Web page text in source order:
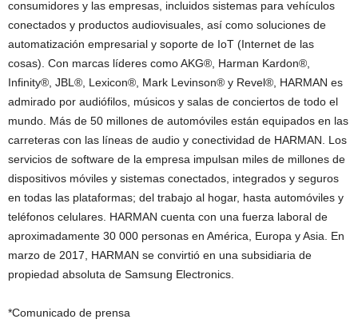
consumidores y las empresas, incluidos sistemas para vehículos
conectados y productos audiovisuales, así como soluciones de
automatización empresarial y soporte de IoT (Internet de las
cosas). Con marcas líderes como AKG®, Harman Kardon®,
Infinity®, JBL®, Lexicon®, Mark Levinson® y Revel®, HARMAN es
admirado por audiófilos, músicos y salas de conciertos de todo el
mundo. Más de 50 millones de automóviles están equipados en las
carreteras con las líneas de audio y conectividad de HARMAN. Los
servicios de software de la empresa impulsan miles de millones de
dispositivos móviles y sistemas conectados, integrados y seguros
en todas las plataformas; del trabajo al hogar, hasta automóviles y
teléfonos celulares. HARMAN cuenta con una fuerza laboral de
aproximadamente 30 000 personas en América, Europa y Asia. En
marzo de 2017, HARMAN se convirtió en una subsidiaria de
propiedad absoluta de Samsung Electronics.
*Comunicado de prensa